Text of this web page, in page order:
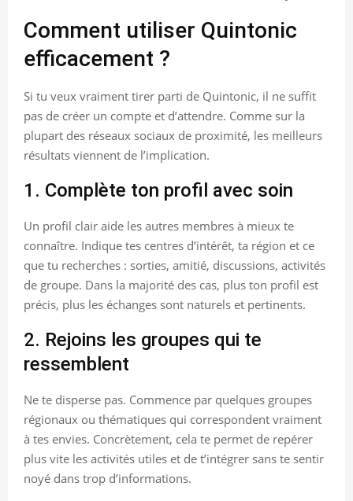
Comment utiliser Quintonic
efficacement ?
Si tu veux vraiment tirer parti de Quintonic, il ne suffit
pas de créer un compte et d’attendre. Comme sur la
plupart des réseaux sociaux de proximité, les meilleurs
résultats viennent de l’implication.
1. Complète ton profil avec soin
Un profil clair aide les autres membres à mieux te
connaître. Indique tes centres d’intérêt, ta région et ce
que tu recherches : sorties, amitié, discussions, activités
de groupe. Dans la majorité des cas, plus ton profil est
précis, plus les échanges sont naturels et pertinents.
2. Rejoins les groupes qui te
ressemblent
Ne te disperse pas. Commence par quelques groupes
régionaux ou thématiques qui correspondent vraiment
à tes envies. Concrètement, cela te permet de repérer
plus vite les activités utiles et de t’intégrer sans te sentir
noyé dans trop d’informations.